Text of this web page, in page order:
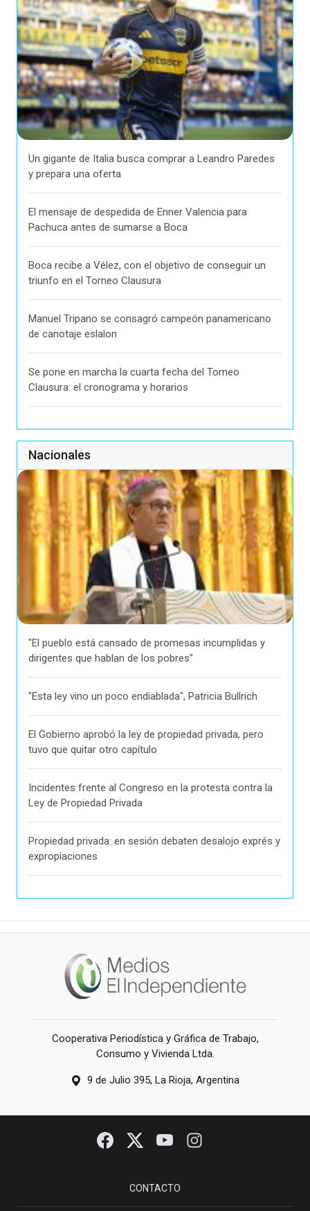
Un gigante de Italia busca comprar a Leandro Paredes
y prepara una oferta
El mensaje de despedida de Enner Valencia para
Pachuca antes de sumarse a Boca
Boca recibe a Vélez, con el objetivo de conseguir un
triunfo en el Torneo Clausura
Manuel Tripano se consagró campeón panamericano
de canotaje eslalon
Se pone en marcha la cuarta fecha del Torneo
Clausura: el cronograma y horarios
Nacionales
"El pueblo está cansado de promesas incumplidas y
dirigentes que hablan de los pobres"
"Esta ley vino un poco endiablada", Patricia Bullrich
El Gobierno aprobó la ley de propiedad privada, pero
tuvo que quitar otro capítulo
Incidentes frente al Congreso en la protesta contra la
Ley de Propiedad Privada
Propiedad privada: en sesión debaten desalojo exprés y
expropiaciones
Cooperativa Periodística y Gráfica de Trabajo,
Consumo y Vivienda Ltda.
9 de Julio 395, La Rioja, Argentina
CONTACTO